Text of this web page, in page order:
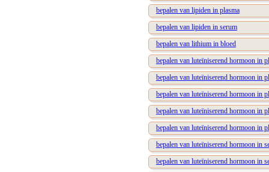
bepalen van lipiden in plasma
bepalen van lipiden in serum
bepalen van lithium in bloed
bepalen van luteïniserend hormoon in
bepalen van luteïniserend hormoon in
bepalen van luteïniserend hormoon in
bepalen van luteïniserend hormoon in
bepalen van luteïniserend hormoon in
bepalen van luteïniserend hormoon in
bepalen van luteïniserend hormoon in